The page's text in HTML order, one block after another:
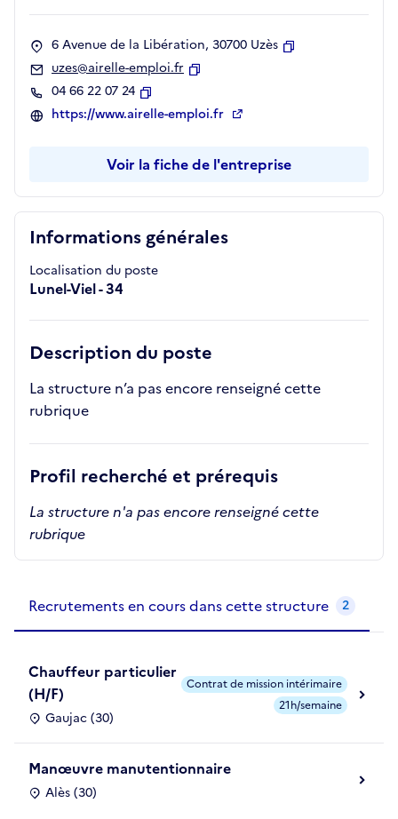
Informations générales
Localisation du poste
Lunel-Viel - 34
Description du poste
La structure n’a pas encore renseigné cette
rubrique
Profil recherché et prérequis
La structure n'a pas encore renseigné cette
rubrique
6 Avenue de la Libération, 30700 Uzès
uzes@airelle-emploi.fr
04 66 22 07 24
Copier
https://www.airelle-emploi.fr
Voir la fiche de l'entreprise
Recrutements en cours dans cette structure 2
Chauffeur particulier
(H/F)
Gaujac (30)
Contrat de mission intérimaire
21h/semaine
Manœuvre manutentionnaire
Alès (30)